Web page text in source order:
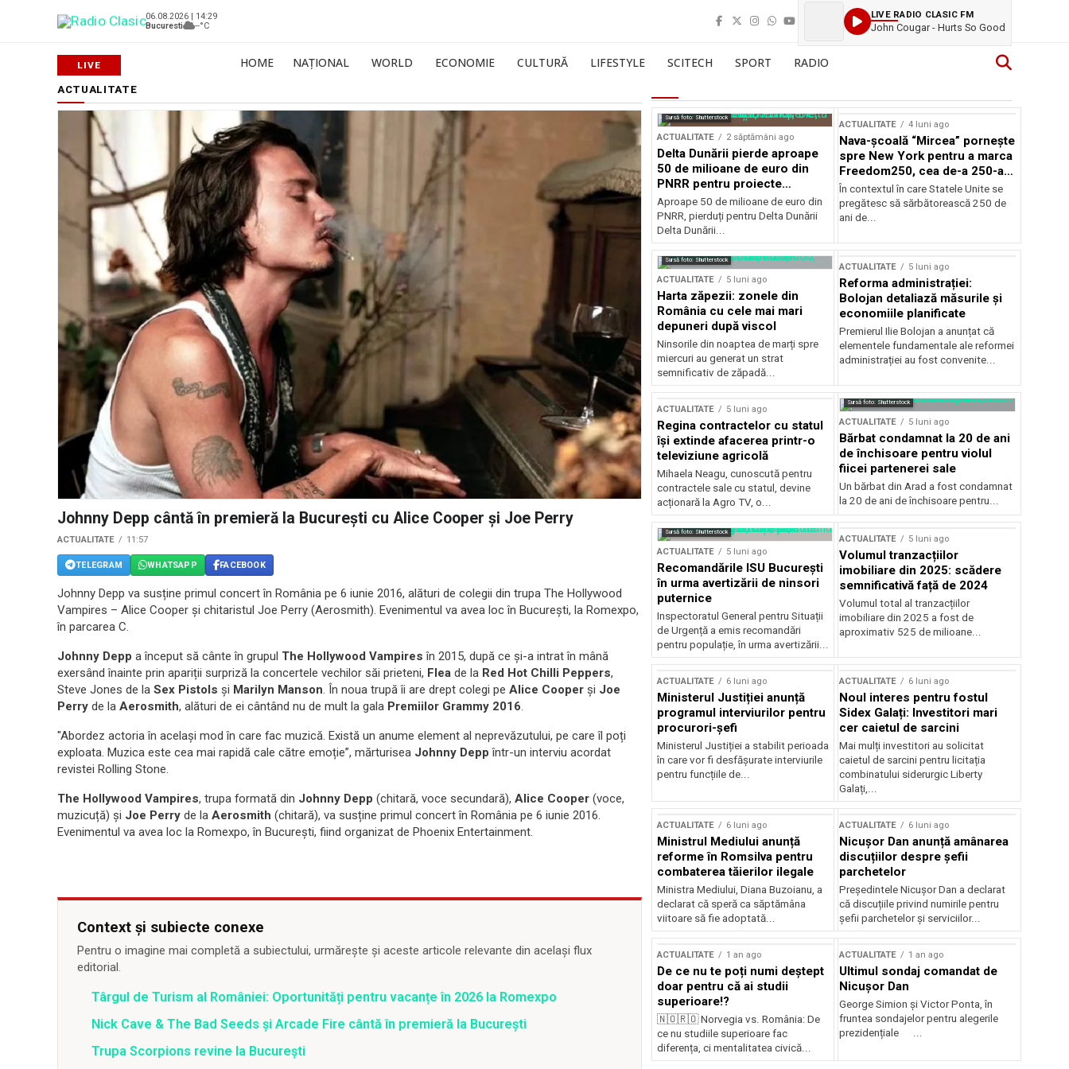
06.08.2026 | 14:29
Bucuresti
--°C
LIVE RADIO CLASIC FM
John Cougar - Hurts So Good
HOME NAȚIONAL WORLD ECONOMIE CULTURĂ LIFESTYLE SCITECH SPORT RADIO
ACTUALITATE
Johnny Depp cântă în premieră la București cu Alice Cooper și Joe Perry
ACTUALITATE 11:57
TELEGRAM WHATSAPP FACEBOOK
Johnny Depp va susține primul concert în România pe 6 iunie 2016, alături de colegii din trupa The Hollywood
Vampires – Alice Cooper și chitaristul Joe Perry (Aerosmith). Evenimentul va avea loc în București, la Romexpo,
în parcarea C.
Johnny Depp a început să cânte în grupul The Hollywood Vampiresîn 2015, după ce și-a intrat în mână
exersând înainte prin apariții surpriză la concertele vechilor săi prieteni, Flea de la Red Hot Chilli Peppers,
Steve Jones de la Sex Pistols și Marilyn Manson. În noua trupă îi are drept colegi pe Alice Cooper și Joe
Perry de la Aerosmith, alături de ei cântând nu de mult la gala Premiilor Grammy 2016.
"Abordez actoria în același mod în care fac muzică. Există un anume element al neprevăzutului, pe care îl poți
exploata. Muzica este cea mai rapidă cale către emoție”, mărturisea Johnny Depp într-un interviu acordat
revistei Rolling Stone.
The Hollywood Vampires, trupa formată din Johnny Depp (chitară, voce secundară), Alice Cooper (voce,
muzicuță) și Joe Perry de la Aerosmith (chitară), va susține primul concert în România pe 6 iunie 2016.
Evenimentul va avea loc la Romexpo, în București, fiind organizat de Phoenix Entertainment.
Context și subiecte conexe
Pentru o imagine mai completă a subiectului, urmărește și aceste articole relevante din același flux
editorial.
Târgul de Turism al României: Oportunități pentru vacanțe în 2026 la Romexpo
Nick Cave & The Bad Seeds şi Arcade Fire cântă în premieră la Bucureşti
Trupa Scorpions revine la Bucureşti
Sursă foto: Shutterstock
ACTUALITATE 2 săptămâni ago
Delta Dunării pierde aproape
50 de milioane de euro din
PNRR pentru proiecte
esențiale
Aproape 50 de milioane de euro din
PNRR, pierduți pentru Delta Dunării
Delta Dunării...
ACTUALITATE 4 luni ago
Nava-școală “Mircea” pornește
spre New York pentru a marca
Freedom250, cea de-a 250-a
aniversare a Statelor Unite
În contextul în care Statele Unite se
pregătesc să sărbătorească 250 de
ani de...
Sursă foto: Shutterstock
ACTUALITATE 5 luni ago
Harta zăpezii: zonele din
România cu cele mai mari
depuneri după viscol
Ninsorile din noaptea de marți spre
miercuri au generat un strat
semnificativ de zăpadă...
ACTUALITATE 5 luni ago
Reforma administrației:
Bolojan detaliază măsurile și
economiile planificate
Premierul Ilie Bolojan a anunțat că
elementele fundamentale ale reformei
administrației au fost convenite...
ACTUALITATE 5 luni ago
Regina contractelor cu statul
își extinde afacerea printr-o
televiziune agricolă
Mihaela Neagu, cunoscută pentru
contractele sale cu statul, devine
acționară la Agro TV, o...
Sursă foto: Shutterstock
ACTUALITATE 5 luni ago
Bărbat condamnat la 20 de ani
de închisoare pentru violul
fiicei partenerei sale
Un bărbat din Arad a fost condamnat
la 20 de ani de închisoare pentru...
Sursă foto: Shutterstock
ACTUALITATE 5 luni ago
Recomandările ISU București
în urma avertizării de ninsori
puternice
Inspectoratul General pentru Situații
de Urgență a emis recomandări
pentru populație, în urma avertizării...
ACTUALITATE 5 luni ago
Volumul tranzacțiilor
imobiliare din 2025: scădere
semnificativă față de 2024
Volumul total al tranzacțiilor
imobiliare din 2025 a fost de
aproximativ 525 de milioane...
ACTUALITATE 6 luni ago
Ministerul Justiției anunță
programul interviurilor pentru
procurori-șefi
Ministerul Justiției a stabilit perioada
în care vor fi desfășurate interviurile
pentru funcțiile de...
ACTUALITATE 6 luni ago
Noul interes pentru fostul
Sidex Galați: Investitori mari
cer caietul de sarcini
Mai mulți investitori au solicitat
caietul de sarcini pentru licitația
combinatului siderurgic Liberty
Galați,...
ACTUALITATE 6 luni ago
Ministrul Mediului anunță
reforme în Romsilva pentru
combaterea tăierilor ilegale
Ministra Mediului, Diana Buzoianu, a
declarat că speră ca săptămâna
viitoare să fie adoptată...
ACTUALITATE 6 luni ago
Nicușor Dan anunță amânarea
discuțiilor despre șefii
parchetelor
Președintele Nicușor Dan a declarat
că discuțiile privind numirile pentru
șefii parchetelor și serviciilor...
ACTUALITATE 1 an ago
De ce nu te poți numi deștept
doar pentru că ai studii
superioare!?
🇳🇴🇷🇴 Norvegia vs. România: De
ce nu studiile superioare fac
diferența, ci mentalitatea civică...
ACTUALITATE 1 an ago
Ultimul sondaj comandat de
Nicușor Dan
George Simion și Victor Ponta, în
fruntea sondajelor pentru alegerile
prezidențiale ...